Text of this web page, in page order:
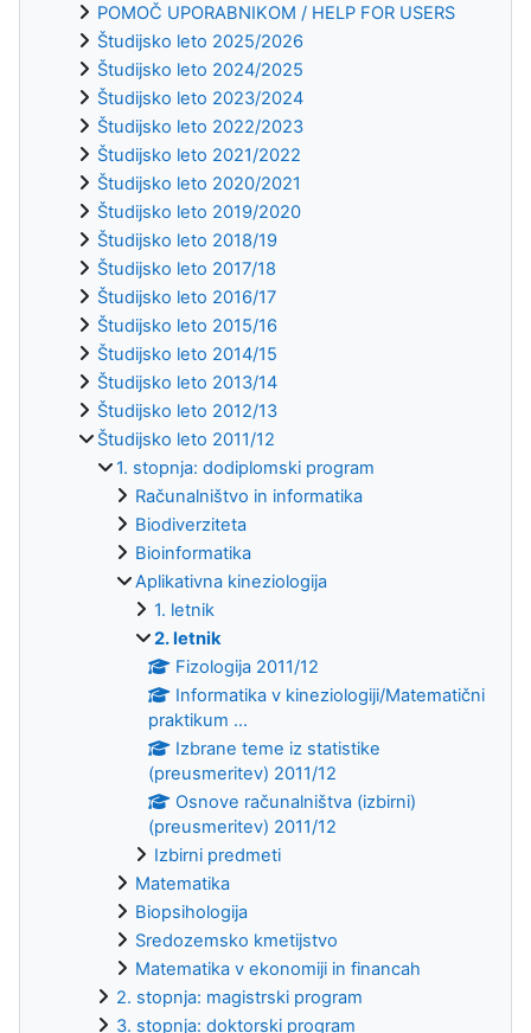
POMOČ UPORABNIKOM / HELP FOR USERS
Študijsko leto 2025/2026
Študijsko leto 2024/2025
Študijsko leto 2023/2024
Študijsko leto 2022/2023
Študijsko leto 2021/2022
Študijsko leto 2020/2021
Študijsko leto 2019/2020
Študijsko leto 2018/19
Študijsko leto 2017/18
Študijsko leto 2016/17
Študijsko leto 2015/16
Študijsko leto 2014/15
Študijsko leto 2013/14
Študijsko leto 2012/13
Študijsko leto 2011/12
1. stopnja: dodiplomski program
Računalništvo in informatika
Biodiverziteta
Bioinformatika
Aplikativna kineziologija
1. letnik
2. letnik
Fizologija 2011/12
Informatika v kineziologiji/Matematični
praktikum ...
Izbrane teme iz statistike
(preusmeritev) 2011/12
Osnove računalništva (izbirni)
(preusmeritev) 2011/12
Izbirni predmeti
Matematika
Biopsihologija
Sredozemsko kmetijstvo
Matematika v ekonomiji in financah
2. stopnja: magistrski program
3. stopnja: doktorski program